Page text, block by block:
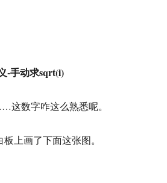
-手动求sqrt(i)
这数字咋这么熟悉呢。
上画了下面这张图。